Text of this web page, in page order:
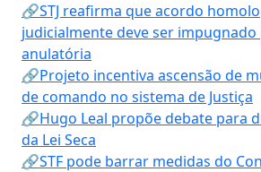
🔗STJ reafirma que acordo
judicialmente deve ser impugnado
anulatória
🔗Projeto incentiva ascensão de
de comando no sistema de Justiça
🔗Hugo Leal propõe debate para
da Lei Seca
🔗STF pode barrar medidas do